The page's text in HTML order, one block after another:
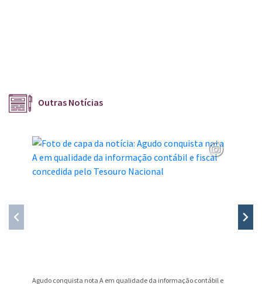
Outras Notícias
Agudo conquista nota A em qualidade da informação contábil e